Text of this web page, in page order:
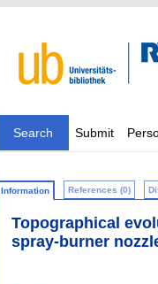
Search Submit
Information References (0)
Topographical
spray-burner